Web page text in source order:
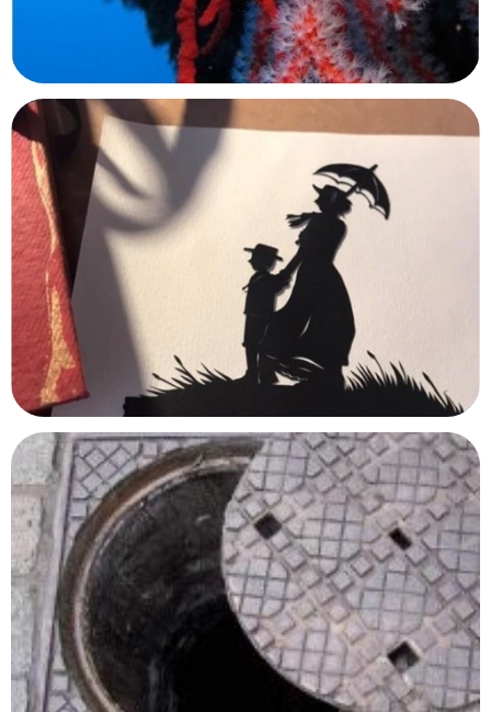
Raiatea, Polynésie
Océanopolis
Brest, Finistère
Maison Impressionniste – Claude Monet
Argenteuil, Val d'Oise